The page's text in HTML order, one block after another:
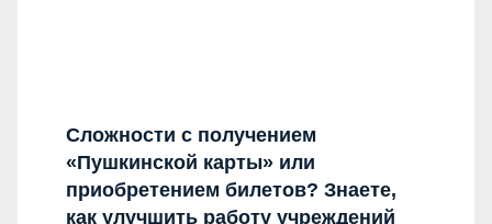
Сложности с получением
«Пушкинской карты» или
приобретением билетов? Знаете,
как улучшить работу учреждений